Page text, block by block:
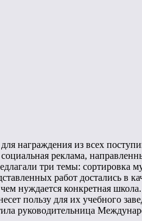
награждения из всех
реклама,
три темы: сортировка
работ достались в
нуждается конкретная
пользу для их учебного
руководительница